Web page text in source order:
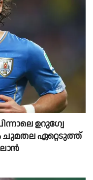
ഉറുഗ്വേ
ചുമതല ഏറ്റെടുത്ത്